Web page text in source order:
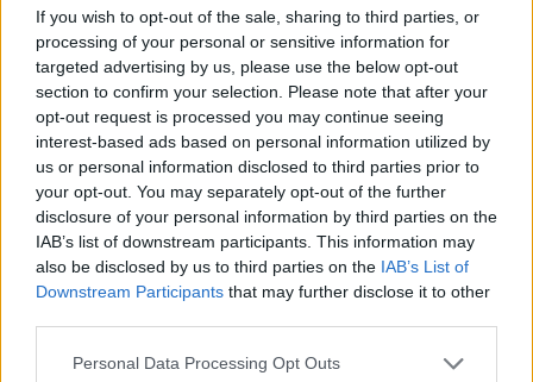
If you wish to opt-out of the sale, sharing to third parties, or
processing of your personal or sensitive information for
targeted advertising by us, please use the below opt-out
section to confirm your selection. Please note that after your
opt-out request is processed you may continue seeing
interest-based ads based on personal information utilized by
us or personal information disclosed to third parties prior to
your opt-out. You may separately opt-out of the further
disclosure of your personal information by third parties on the
IAB’s list of downstream participants. This information may
also be disclosed by us to third parties on the IAB’s List of
Downstream Participants that may further disclose it to other
Personal Data Processing Opt Outs
az EOS Csoport idén is elvégezte az adósok törlesztési
szokásait vizsgáló kutatását, amelynek keretében több
mint 600.000, 2016-ban Magyarországon kezelt ügyet
vizsgált meg. 2015-höz képest tavaly nem történt jelentős
változás a fizetési módokat tekintve:a nem jogi behajtás
alatt álló tartozások törlesztését...
KEDVES OLVASÓNK!
A keresett cikk a portfolio.hu hírarchívumához